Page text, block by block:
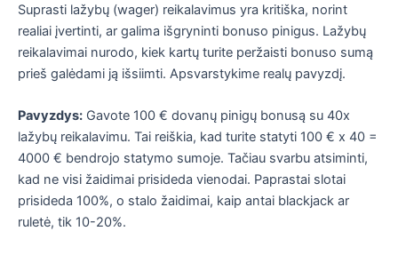
Suprasti lažybų (wager) reikalavimus yra kritiška, norint
realiai įvertinti, ar galima išgryninti bonuso pinigus. Lažybų
reikalavimai nurodo, kiek kartų turite peržaisti bonuso sumą
prieš galėdami ją išsiimti. Apsvarstykime realų pavyzdį.
Pavyzdys: Gavote 100 € dovanų pinigų bonusą su 40x
lažybų reikalavimu. Tai reiškia, kad turite statyti 100 € x 40 =
4000 € bendrojo statymo sumoje. Tačiau svarbu atsiminti,
kad ne visi žaidimai prisideda vienodai. Paprastai slotai
prisideda 100%, o stalo žaidimai, kaip antai blackjack ar
ruletė, tik 10-20%.